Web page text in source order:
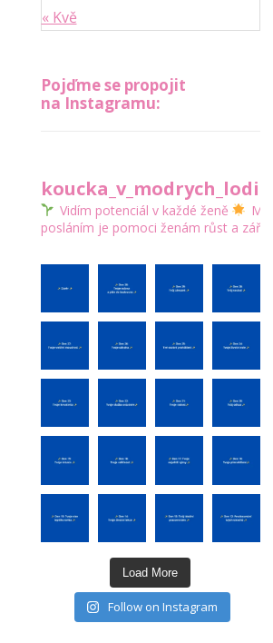
« Kvě
Pojďme se propojit
na Instagramu:
Vidím potenciál v každé ženě
Mým
posláním je pomoci ženám růst a zářit
Load More
Follow on Instagram